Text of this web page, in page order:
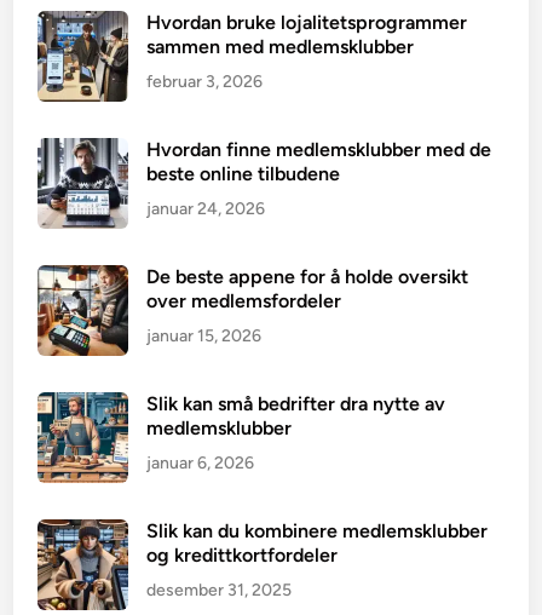
Hvordan bruke lojalitetsprogrammer
sammen med medlemsklubber
februar 3, 2026
Hvordan finne medlemsklubber med de
beste online tilbudene
januar 24, 2026
De beste appene for å holde oversikt
over medlemsfordeler
januar 15, 2026
Slik kan små bedrifter dra nytte av
medlemsklubber
januar 6, 2026
Slik kan du kombinere medlemsklubber
og kredittkortfordeler
desember 31, 2025